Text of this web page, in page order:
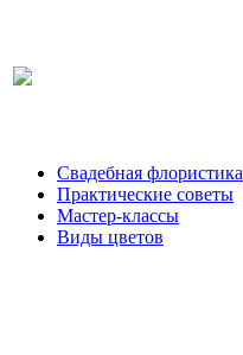
Свадебная флористика
Практические советы
Мастер-классы
Виды цветов